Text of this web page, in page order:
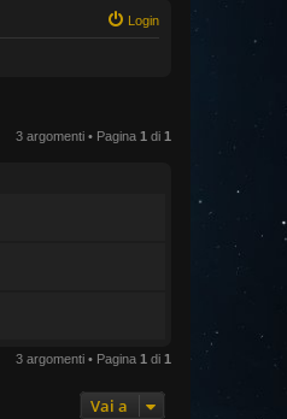
Login
3 argomenti • Pagina 1 di 1
3 argomenti • Pagina 1 di 1
Vai a